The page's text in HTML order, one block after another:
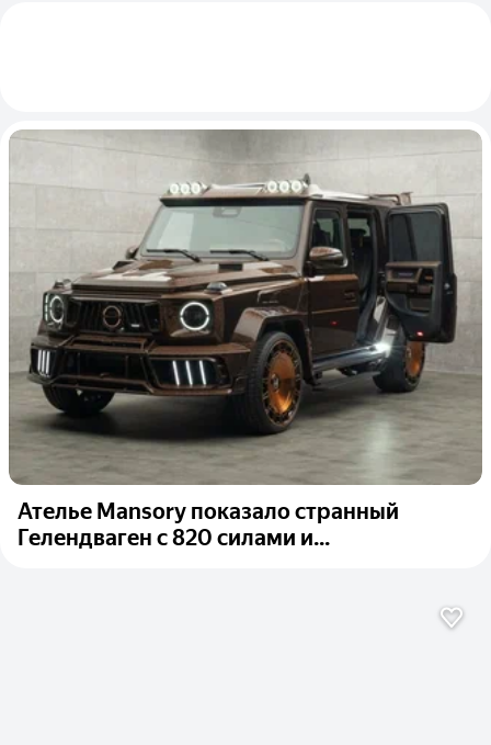
Ателье Mansory показало странный
Гелендваген с 820 силами и...